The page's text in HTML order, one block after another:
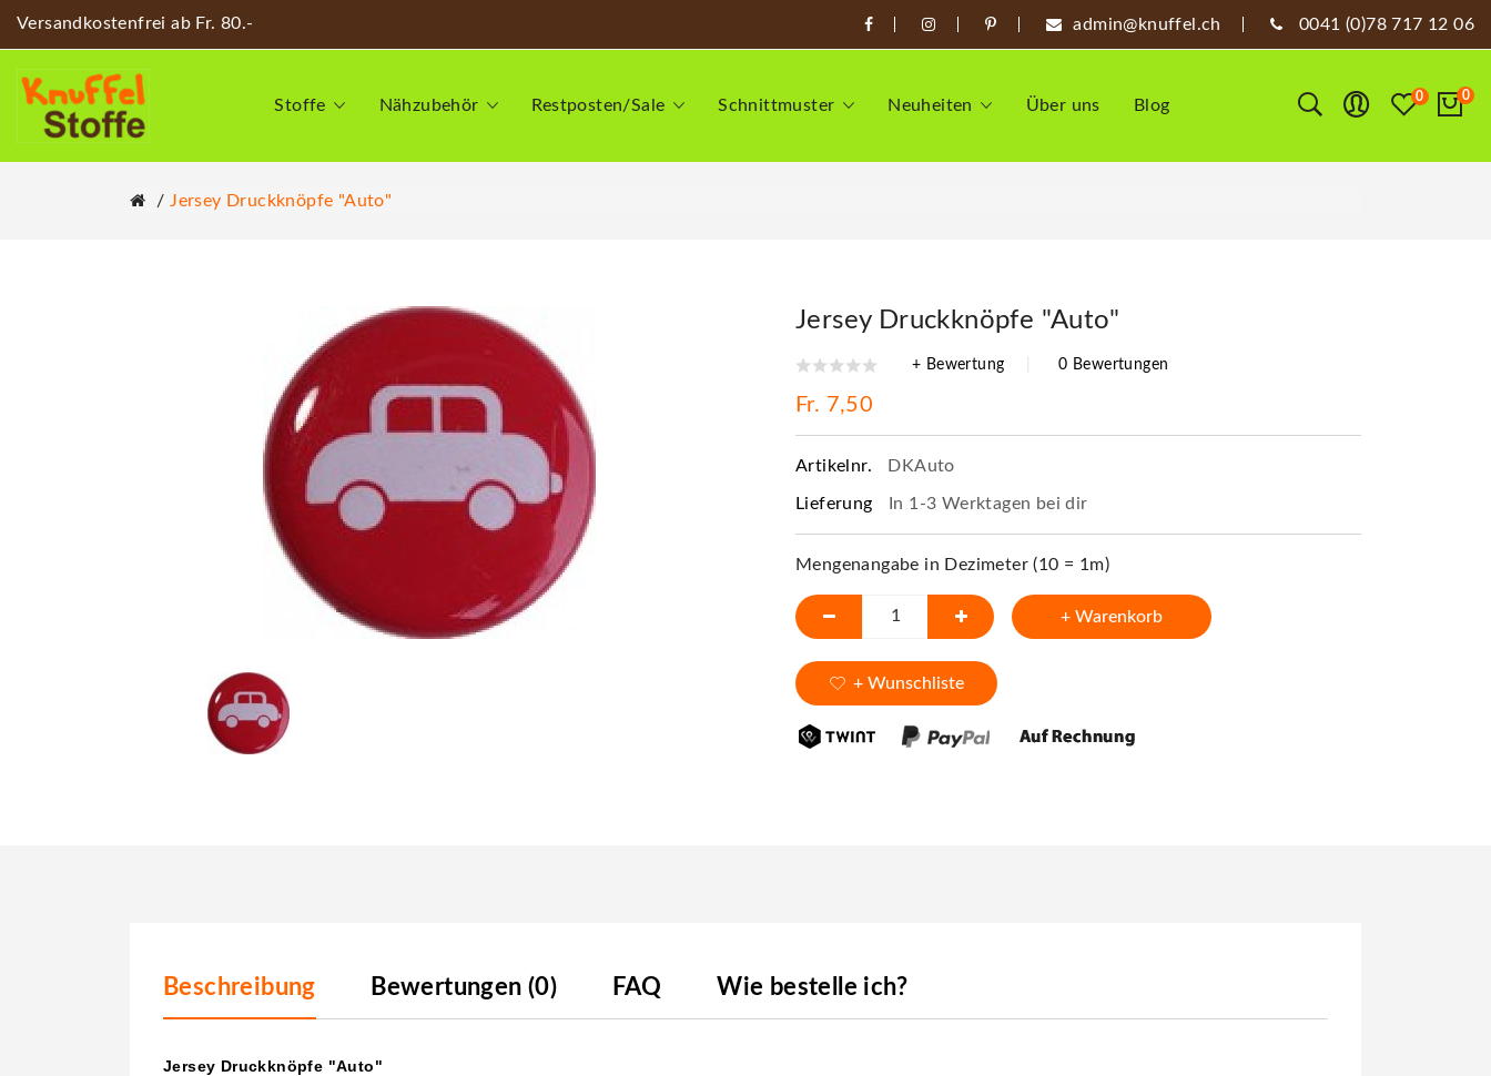
Versandkostenfrei ab Fr. 80.- admin@knuffel.ch 0041 (0)78 717 12 06
Stoffe Nähzubehör Restposten/Sale Schnittmuster Neuheiten Über uns Blog 0 0
Jersey Druckknöpfe "Auto"
Jersey Druckknöpfe "Auto"
+ Bewertung 0 Bewertungen
Fr. 7,50
Artikelnr. DKAuto
Lieferung In 1-3 Werktagen bei dir
Mengenangabe in Dezimeter (10 = 1m)
+ Warenkorb
+ Wunschliste
Beschreibung Bewertungen (0) FAQ Wie bestelle ich?
Jersey Druckknöpfe "Auto"